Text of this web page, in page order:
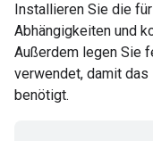
Installieren Sie die
Abhängigkeiten und
Außerdem legen Sie
verwendet, damit
benötigt.